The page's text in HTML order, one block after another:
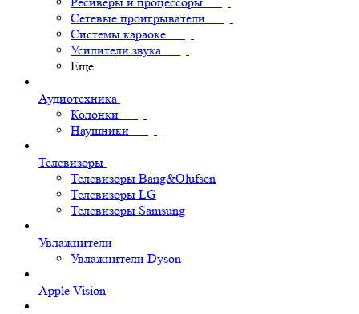
Сетевые проигрыватели
Системы караоке
Усилители звука
Еще
Аудиотехника
Колонки
Наушники
Телевизоры
Телевизоры Bang&Olufsen
Телевизоры LG
Телевизоры Samsung
Увлажнители
Увлажнители Dyson
Apple Vision